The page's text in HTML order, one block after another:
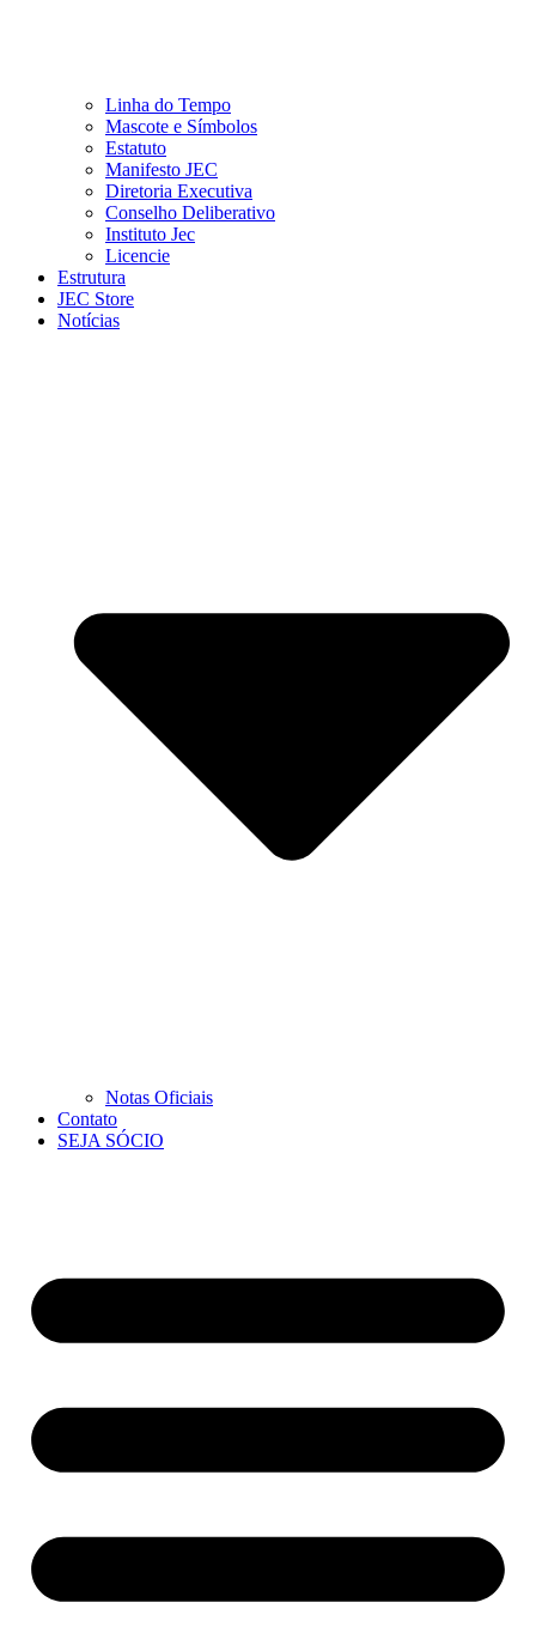
Linha do Tempo
Mascote e Símbolos
Estatuto
Manifesto JEC
Diretoria Executiva
Conselho Deliberativo
Instituto Jec
Licencie
Estrutura
JEC Store
Notícias
Notas Oficiais
Contato
SEJA SÓCIO